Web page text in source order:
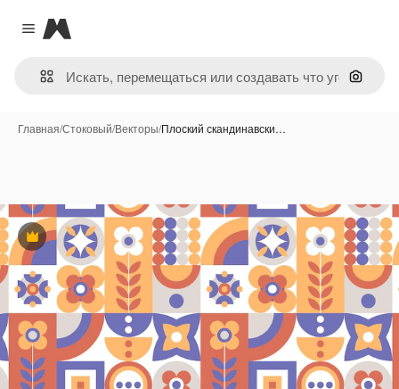
Close menu
Magnific
Поиск
Главная/Стоковый/Векторы/Плоский скандинавски…
Премиум